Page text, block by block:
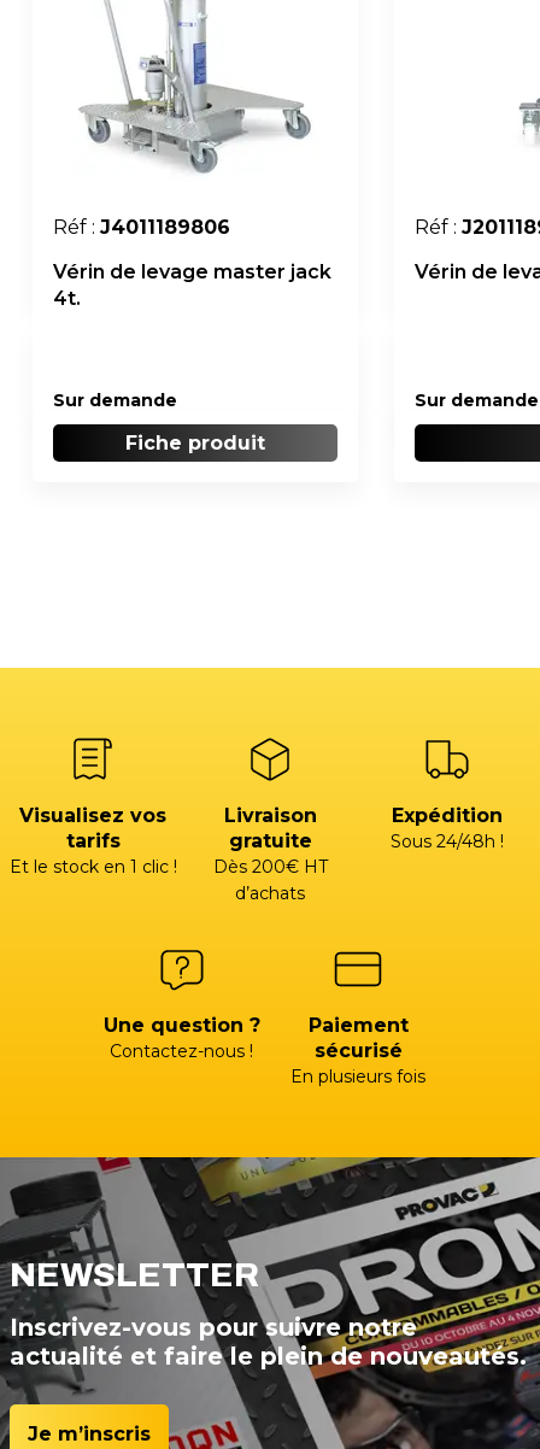
Réf : J4011189806
Vérin de levage master jack
4t.
Sur demande
Fiche produit
Réf :
Vérin de
Sur demande
Visualisez vos
tarifs
Et le stock en 1 clic !
Livraison
gratuite
Dès 200€ HT
d’achats
Expédition
Sous 24/48h !
Une question ?
Contactez-nous !
Paiement
sécurisé
En plusieurs fois
NEWSLETTER
Inscrivez-vous pour suivre notre
actualité et faire le plein de nouveautés.
Je m’inscris